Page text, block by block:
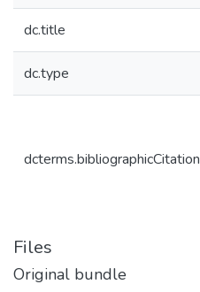
dc.title
dc.type
dcterms.bibliographicCitation
Files
Original bundle